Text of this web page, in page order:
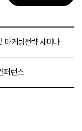
마케팅전략 세미나
퍼런스